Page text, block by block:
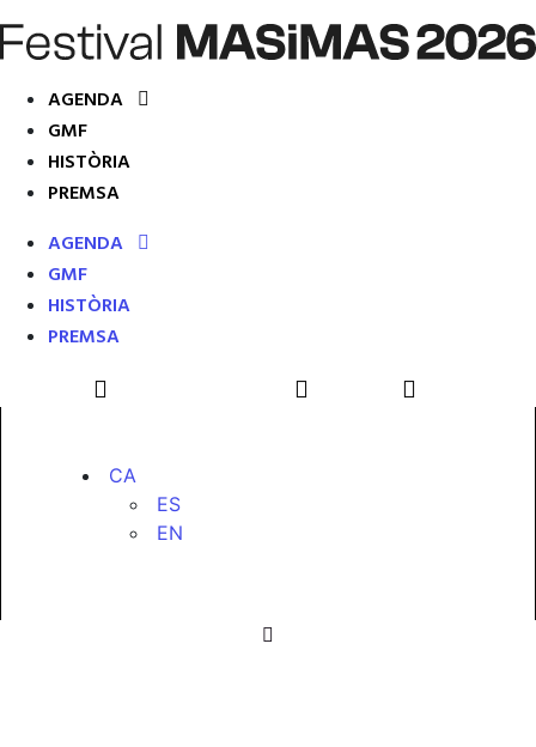
AGENDA
GMF
HISTÒRIA
PREMSA
AGENDA
GMF
HISTÒRIA
PREMSA
CA
ES
EN